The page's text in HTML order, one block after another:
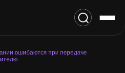
ошибаются при передаче